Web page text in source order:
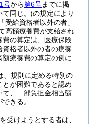
号から第6号までに掲
て同じ。)の規定により
受給資格者以外の者」
高額療養費が支給され
費の算定は、医療保険
格者以外の者の療養
療養費の算定の例に
、規則に定める特別の
が困難であると認め
て、一部負担金相当額
きる。
受けようとする者は、